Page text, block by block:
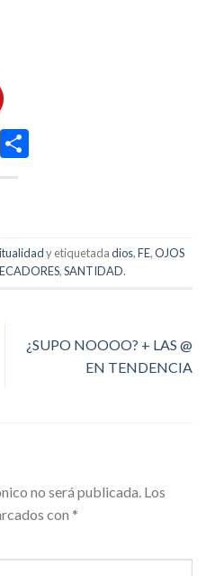
Copy
y etiquetadadios,FE,OJOS
,SANTIDAD.
¿SUPO NOOOO? + LAS @
EN TENDENCIA
no será publicada. Los
con *